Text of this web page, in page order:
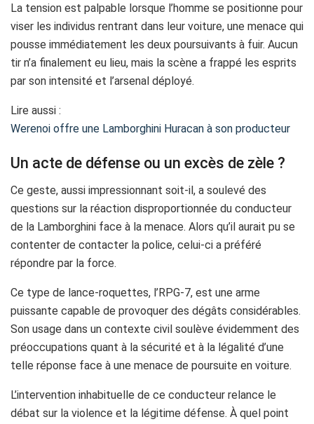
La tension est palpable lorsque l’homme se positionne pour
viser les individus rentrant dans leur voiture, une menace qui
pousse immédiatement les deux poursuivants à fuir. Aucun
tir n’a finalement eu lieu, mais la scène a frappé les esprits
par son intensité et l’arsenal déployé.
Lire aussi :
Werenoi offre une Lamborghini Huracan à son producteur
Un acte de défense ou un excès de zèle ?
Ce geste, aussi impressionnant soit-il, a soulevé des
questions sur la réaction disproportionnée du conducteur
de la Lamborghini face à la menace. Alors qu’il aurait pu se
contenter de contacter la police, celui-ci a préféré
répondre par la force.
Ce type de lance-roquettes, l’RPG-7, est une arme
puissante capable de provoquer des dégâts considérables.
Son usage dans un contexte civil soulève évidemment des
préoccupations quant à la sécurité et à la légalité d’une
telle réponse face à une menace de poursuite en voiture.
L’intervention inhabituelle de ce conducteur relance le
débat sur la violence et la légitime défense. À quel point